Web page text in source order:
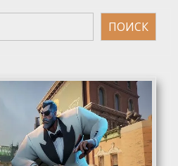
ПОИСК